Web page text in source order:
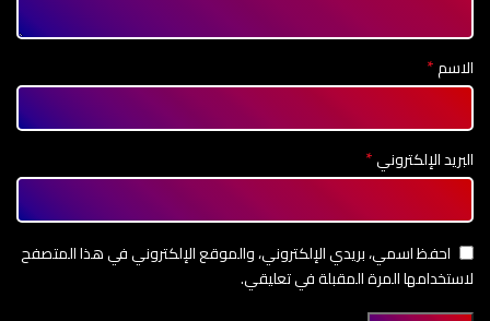
الاسم*
البريد الإلكتروني*
احفظ اسمي، بريدي الإلكتروني، والموقع الإلكتروني في هذا المتصفح
لاستخدامها المرة المقبلة في تعليقي.